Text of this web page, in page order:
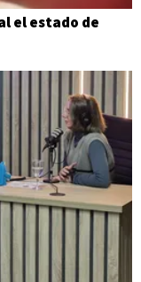
el estado de